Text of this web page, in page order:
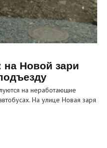
на Новой зари
на неработающие
На улице Новая заря